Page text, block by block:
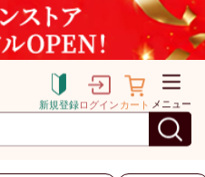
新規登録ログイン カート メニュー